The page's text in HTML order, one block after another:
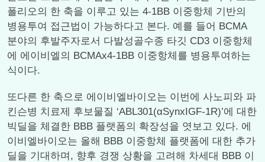
폴리오의 한 축을 이루고 있는 4-1BB 이중항체 기반의
병용투여 접근법이 가능하다고 본다. 예를 들어 BCMA
분야의 후발주자로서 다발성골수종 타깃 CD3 이중항체
에 에이비엘의 BCMAx4-1BB 이중항체를 병용투여하는
식이다.
또다른 한 축으로 에이비엘바이오는 이번에 사노피와 파
킨슨병 치료제 후보물질 ‘ABL301(αSynxIGF-1R)’에 대한
빅딜을 체결한 BBB 플랫폼의 확장성을 엿보고 있다. 에
이비엘바이오는 올해 BBB 이중항체 플랫폼에 대한 추가
딜을 기대하며, 향후 경쟁 상황을 고려해 차세대 BBB 이